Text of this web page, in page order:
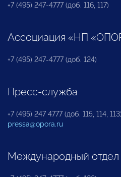
+7 (495) 247-4777 (доб. 116, 117)
Ассоциация «НП
+7 (495) 247-4777 (доб. 124)
Пресс-служба
+7 (495) 247 4777 (доб. 115, 114, 113)
pressa@opora.ru
Международный